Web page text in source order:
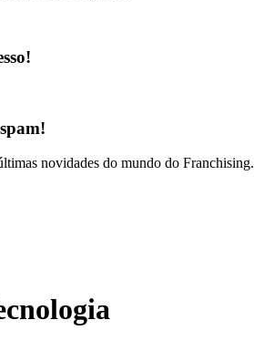
novidades do mundo do Franchising.